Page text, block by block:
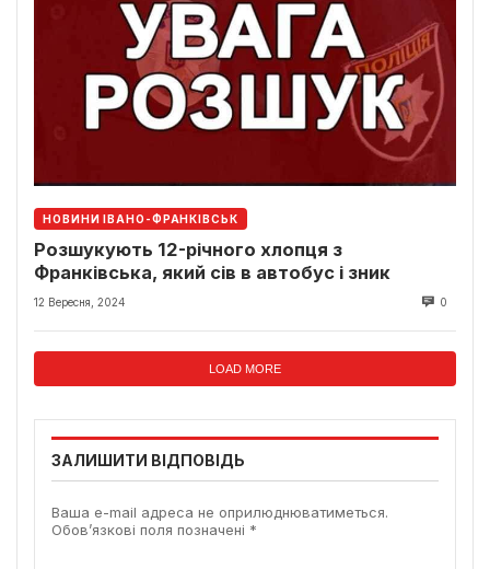
НОВИНИ ІВАНО-ФРАНКІВСЬК
Розшукують 12-річного хлопця з
Франківська, який сів в автобус і зник
12 Вересня, 2024 0
LOAD MORE
ЗАЛИШИТИ ВІДПОВІДЬ
Ваша e-mail адреса не оприлюднюватиметься.
Обов’язкові поля позначені *